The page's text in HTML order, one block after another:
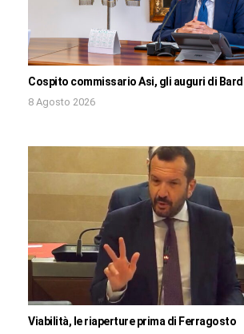
Cospito commissario Asi, gli auguri di
8 Agosto 2026
Viabilità, le riaperture prima di Ferragosto